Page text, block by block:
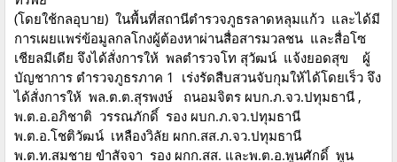
(โดยใช้กลอุบาย) ในพื้นที่สถานีตำรวจภูธรลาดหลุมแก้ว และได้มี
การเผยแพร่ข้อมูลกลโกงผู้ต้องหาผ่านสื่อสารมวลชน และสื่อโซ
เชียลมีเดีย จึงได้สั่งการให้ พลตำรวจโท สุวัฒน์ แจ้งยอดสุข ผู้
บัญชาการ ตำรวจภูธรภาค 1 เร่งรัดสืบสวนจับกุมให้ได้โดยเร็ว จึง
ได้สั่งการให้ พล.ต.ต.สุรพงษ์ ถนอมจิตร ผบก.ภ.จว.ปทุมธานี ,
พ.ต.อ.อภิชาติ วรรณภักดิ์ รอง ผบก.ภ.จว.ปทุมธานี
พ.ต.อ.โชติวัฒน์ เหลืองวิลัย ผกก.สส.ภ.จว.ปทุมธานี
พ.ต.ท.สมชาย ขำสัจจา รอง ผกก.สส. และพ.ต.อ.พูนศักดิ์ พูน